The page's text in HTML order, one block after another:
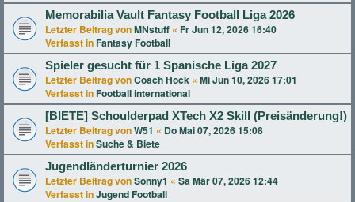
Memorabilia Vault Fantasy Football Liga 2026
Letzter Beitrag vonMNstuff « Fr Jun 12, 2026 16:40
Verfasst in Fantasy Football
Spieler gesucht für 1 Spanische Liga 2027
Letzter Beitrag vonCoach Hock « Mi Jun 10, 2026 17:01
Verfasst in Football international
[BIETE] Schoulderpad XTech X2 Skill (Preisänderung!)
Letzter Beitrag vonW51 « Do Mai 07, 2026 15:08
Verfasst inSuche & Biete
Jugendländerturnier 2026
Letzter Beitrag vonSonny1 « Sa Mär 07, 2026 12:44
Verfasst inJugend Football